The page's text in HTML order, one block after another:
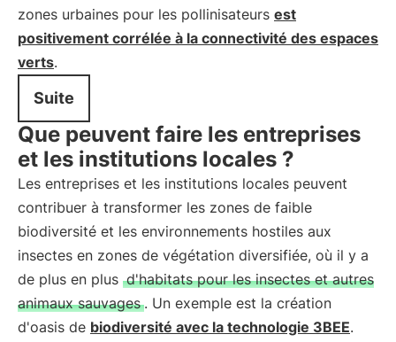
zones urbaines pour les pollinisateurs est
positivement corrélée à la connectivité des espaces
verts.
Suite
Que peuvent faire les entreprises
et les institutions locales ?
Les entreprises et les institutions locales peuvent
contribuer à transformer les zones de faible
biodiversité et les environnements hostiles aux
insectes en zones de végétation diversifiée, où il y a
de plus en plus d'habitats pour les insectes et autres
animaux sauvages . Un exemple est la création
d'oasis de biodiversité avec la technologie 3BEE.